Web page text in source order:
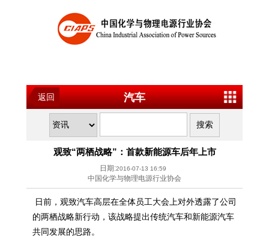
返回 汽车
观致“两栖战略”：首款新能源车后年上市
日期:2016-07-13 16:59
中国化学与物理电源行业协会
日前，观致汽车高层在全体员工大会上对外透露了公司
的两栖战略新行动，该战略提出传统汽车和新能源汽车
共同发展的思路。